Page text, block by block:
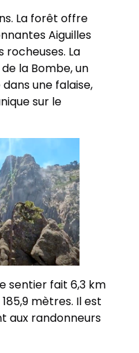
La forêt offre
Aiguilles
rocheuses. La
la Bombe, un
une falaise,
sur le
sentier fait 6,3 km
mètres. Il est
aux randonneurs